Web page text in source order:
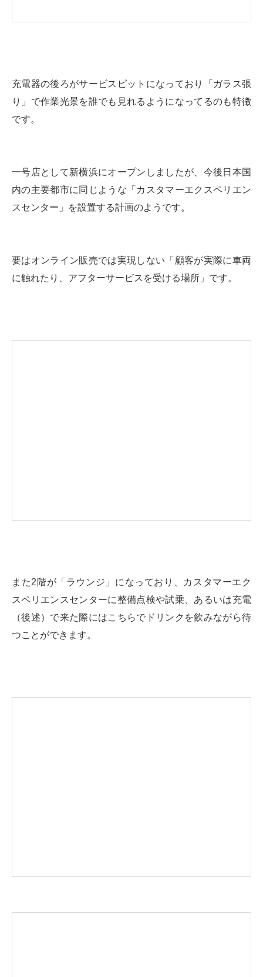
充電器の後ろがサービスピットになっており「ガラス張
り」で作業光景を誰でも見れるようになってるのも特徴
です。
一号店として新横浜にオープンしましたが、今後日本国
内の主要都市に同じような「カスタマーエクスペリエン
スセンター」を設置する計画のようです。
要はオンライン販売では実現しない「顧客が実際に車両
に触れたり、アフターサービスを受ける場所」です。
また2階が「ラウンジ」になっており、カスタマーエク
スペリエンスセンターに整備点検や試乗、あるいは充電
（後述）で来た際にはこちらでドリンクを飲みながら待
つことができます。